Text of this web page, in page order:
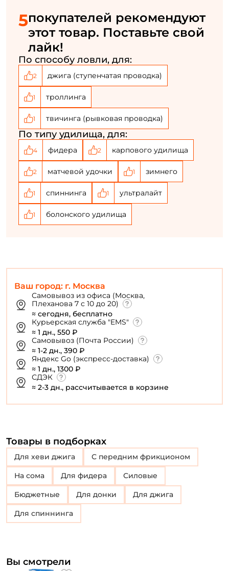
Ваш город: г. Москва
Самовывоз из офиса (Москва,
Плеханова 7 с 10 до 20)
≈ сегодня, бесплатно
Курьерская служба "EMS"
≈ 1 дн., 550 ₽
Самовывоз (Почта России)
≈ 1-2 дн., 390 ₽
Яндекс Go (экспресс-доставка)
≈ 1 дн., 1300 ₽
СДЭК
≈ 2-3 дн., рассчитывается в корзине
5покупателей рекомендуют
этот товар. Поставьте свой
лайк!
По способу ловли, для:
2 джига (ступенчатая проводка)
1 троллинга
1 твичинга (рывковая проводка)
По типу удилища, для:
4 фидера 2 карпового удилища
2 матчевой удочки 1 зимнего
1 спиннинга 1 ультралайт
1 болонского удилища
Товары в подборках
Для хеви джига с передним фрикционом
На сома Для фидера Силовые
Бюджетные для донки Для джига
Для спиннинга
Вы смотрели
ФИО: *
Email: *
Номер телефона: *
Придумайте пароль: *
Повторите пароль: *
Заполняя данную форму вы соглашаетесь на обработку
персональных данных
Создать аккаунт